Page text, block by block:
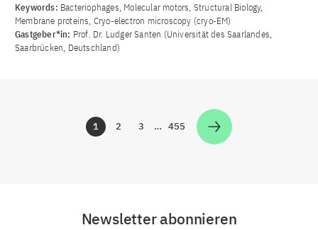
Keywords: Bacteriophages, Molecular motors, Structural Biology,
Membrane proteins, Cryo-electron microscopy (cryo-EM)
Gastgeber*in: Prof. Dr. Ludger Santen (Universität des Saarlandes,
Saarbrücken, Deutschland)
Zur Seite
1 Zur Seite
2 Zur Seite
3 … Zur Seite
455
Newsletter abonnieren